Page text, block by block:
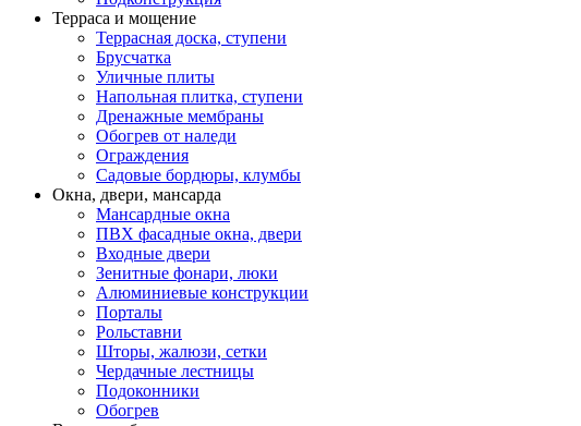
Терраса и мощение
Террасная доска, ступени
Брусчатка
Уличные плиты
Напольная плитка, ступени
Дренажные мембраны
Обогрев от наледи
Ограждения
Садовые бордюры, клумбы
Окна, двери, мансарда
Мансардные окна
ПВХ фасадные окна, двери
Входные двери
Зенитные фонари, люки
Алюминиевые конструкции
Порталы
Рольставни
Шторы, жалюзи, сетки
Чердачные лестницы
Подоконники
Обогрев